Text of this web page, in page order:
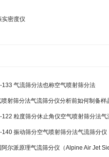
密度仪
133 气流筛分法也称空气喷射筛分法
喷射筛分法气流筛分仪分析前如何制备样
122 粒度筛分休止角仪空气喷射筛分法气
140 振动筛分空气喷射筛分法气流筛分仪
阿尔派原理气流筛分仪（Alpine Air Jet